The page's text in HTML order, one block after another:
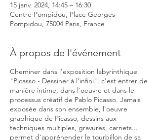
15 janv. 2024, 14:45 – 16:30
Centre Pompidou, Place Georges-
Pompidou, 75004 Paris, France
À propos de l'événement
Cheminer dans l'exposition labyrinthique
"Picasso - Dessiner à l'infini", c'est entrer de
manière intime, dans l'oeuvre et dans le
processus créatif de Pablo Picasso. Jamais
exposée dans son ensemble, l'oeuvre
graphique de Picasso, dessins aux
techniques multiples, gravures, carnets...
permet d'appréhender le tourbillon de sa